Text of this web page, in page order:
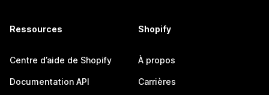
Ressources
Centre d’aide de Shopify
Documentation API
Shopify
À propos
Carrières